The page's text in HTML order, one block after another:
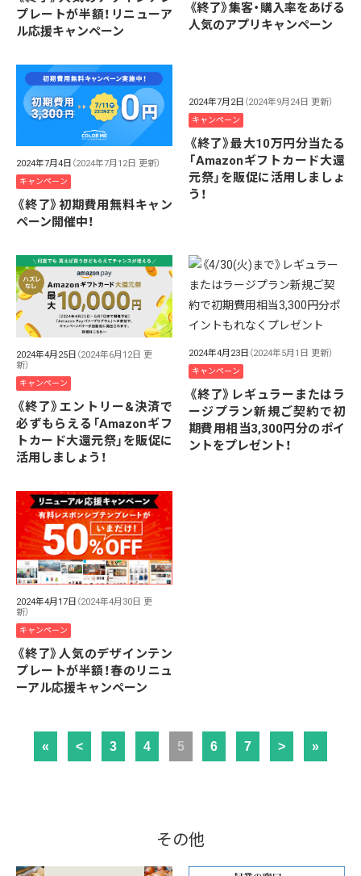
プレートが半額！リニューア
ル応援キャンペーン
《終了》集客・購入率をあげる
人気のアプリキャンペーン
2024年7月4日 （2024年7月12日 更新）
キャンペーン
《終了》初期費用無料キャン
ペーン開催中！
2024年7月2日 （2024年9月24日 更新）
キャンペーン
《終了》最大10万円分当たる
「Amazonギフトカード大還
元祭」を販促に活用しましょ
う！
2024年4月25日 （2024年6月12日 更
新）
キャンペーン
《終了》エントリー&決済で
必ずもらえる「Amazonギフ
トカード大還元祭」を販促に
活用しましょう！
2024年4月23日 （2024年5月1日 更新）
キャンペーン
《終了》レギュラーまたはラ
ージプラン新規ご契約で初
期費用相当3,300円分のポイ
ントをプレゼント！
2024年4月17日 （2024年4月30日 更
新）
キャンペーン
《終了》人気のデザインテン
プレートが半額！春のリニュ
ーアル応援キャンペーン
« < 3 4 5 6 7 > »
その他